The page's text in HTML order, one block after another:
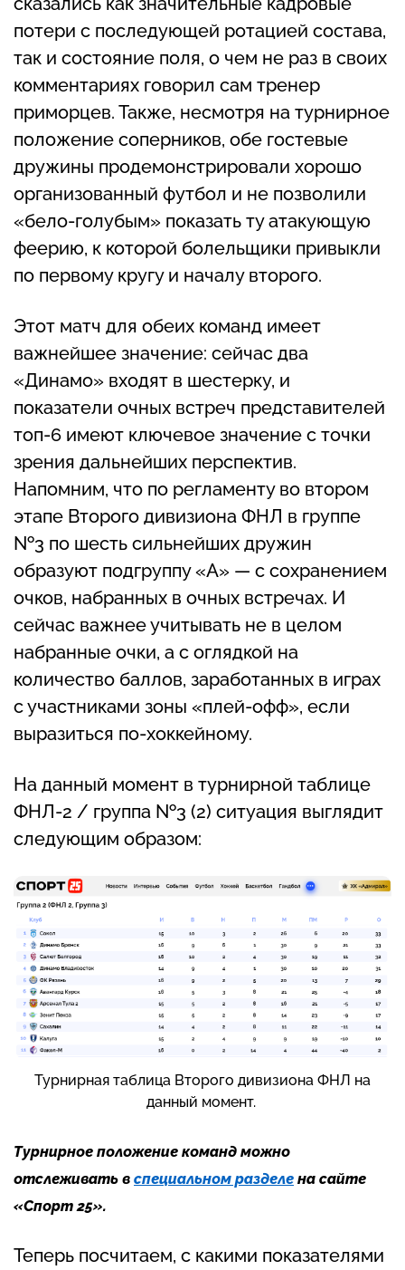
потери с последующей ротацией состава,
так и состояние поля, о чем не раз в своих
комментариях говорил сам тренер
приморцев. Также, несмотря на турнирное
положение соперников, обе гостевые
дружины продемонстрировали хорошо
организованный футбол и не позволили
«бело-голубым» показать ту атакующую
феерию, к которой болельщики привыкли
по первому кругу и началу второго.
Этот матч для обеих команд имеет
важнейшее значение: сейчас два
«Динамо» входят в шестерку, и
показатели очных встреч представителей
топ-6 имеют ключевое значение с точки
зрения дальнейших перспектив.
Напомним, что по регламенту во втором
этапе Второго дивизиона ФНЛ в группе
№3 по шесть сильнейших дружин
образуют подгруппу «А» — с сохранением
очков, набранных в очных встречах. И
сейчас важнее учитывать не в целом
набранные очки, а с оглядкой на
количество баллов, заработанных в играх
с участниками зоны «плей-офф», если
выразиться по-хоккейному.
На данный момент в турнирной таблице
ФНЛ-2 / группа №3 (2) ситуация выглядит
следующим образом:
Турнирная таблица Второго дивизиона ФНЛ на
данный момент.
Турнирное положение команд можно
отслеживать в специальном разделе на сайте
«Спорт 25».
Теперь посчитаем, с какими показателями